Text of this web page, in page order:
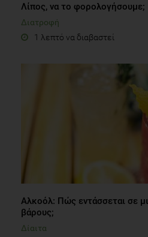
Λίπος, να το φορολογήσουμε;
Διατροφή
1 λεπτό να διαβαστεί
Αλκοόλ: Πώς εντάσσεται σε
βάρους;
Δίαιτα